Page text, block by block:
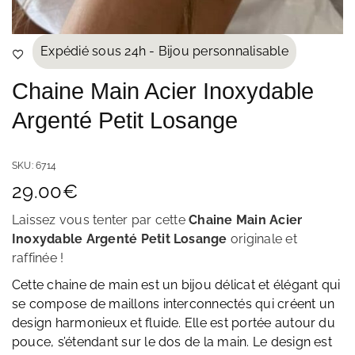
Expédié sous 24h - Bijou personnalisable
Chaine Main Acier Inoxydable
Argenté Petit Losange
SKU:6714
29.00€
Laissez vous tenter par cetteChaine Main Acier
Inoxydable Argenté Petit Losange originale et
raffinée !
Cette chaine de main est un bijou délicat et élégant qui
se compose de maillons interconnectés qui créent un
design harmonieux et fluide. Elle est portée autour du
pouce, s’étendant sur le dos de la main. Le design est